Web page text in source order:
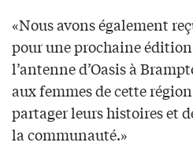
«Nous avons également
pour une prochaine
l’antenne d’Oasis à
aux femmes de cette
partager leurs histoires et
la communauté.»